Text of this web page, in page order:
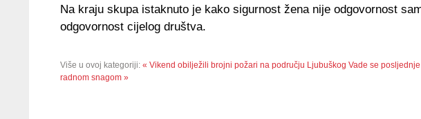
Na kraju skupa istaknuto je kako sigurnost žena nije odgovornost
odgovornost cijelog društva.
Više u ovoj kategoriji: « Vikend obilježili brojni požari na području Ljubuškog Vade se
radnom snagom »